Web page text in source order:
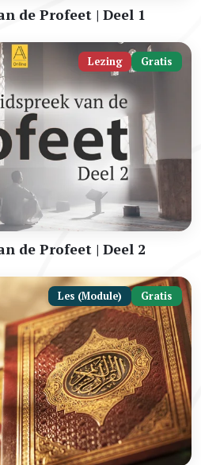
de Profeet | Deel 1
Lezing Gratis
de Profeet | Deel 2
Les (Module) Gratis